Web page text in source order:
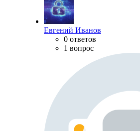
Евгений Иванов
0 ответов
1 вопрос